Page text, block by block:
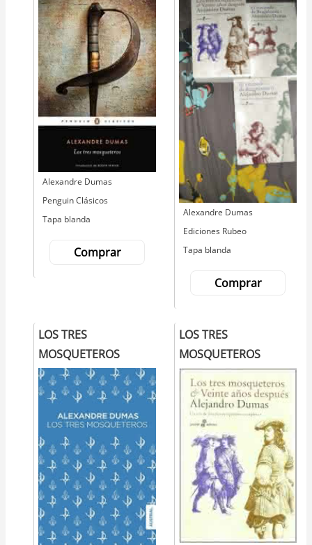
Autor
Alexandre Dumas
Editorial
Penguin Clásicos
Tapa blanda
Comprar
Autor
Alexandre Dumas
Editorial
Ediciones Rubeo
Tapa blanda
Comprar
LOS TRES
MOSQUETEROS
LOS TRES
MOSQUETEROS